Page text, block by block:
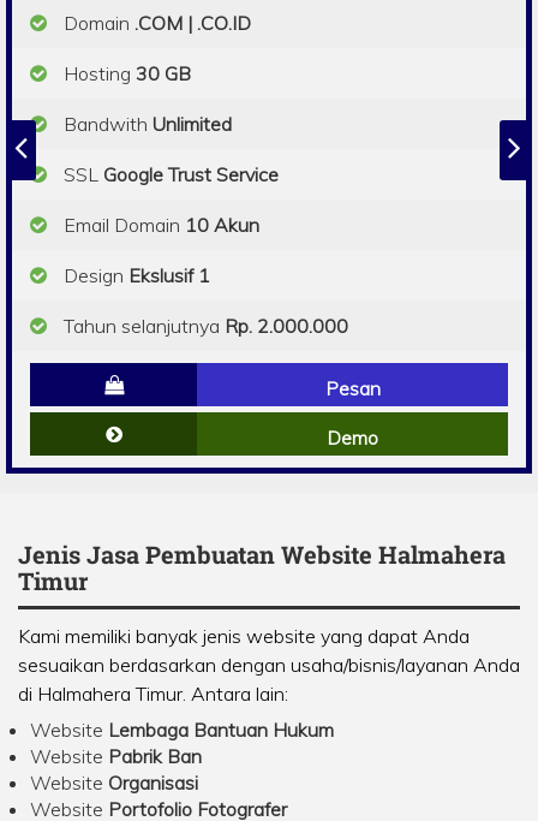
Domain .COM | .CO.ID
Hosting 30 GB
Bandwith Unlimited
SSL Google Trust Service
Email Domain 10 Akun
Design Ekslusif 1
Tahun selanjutnya Rp. 2.000.000
Pesan
Demo
Jenis Jasa Pembuatan Website Halmahera
Timur
Kami memiliki banyak jenis website yang dapat Anda
sesuaikan berdasarkan dengan usaha/bisnis/layanan Anda
di Halmahera Timur. Antara lain:
Website Lembaga Bantuan Hukum
Website Pabrik Ban
Website Organisasi
Website Portofolio Fotografer